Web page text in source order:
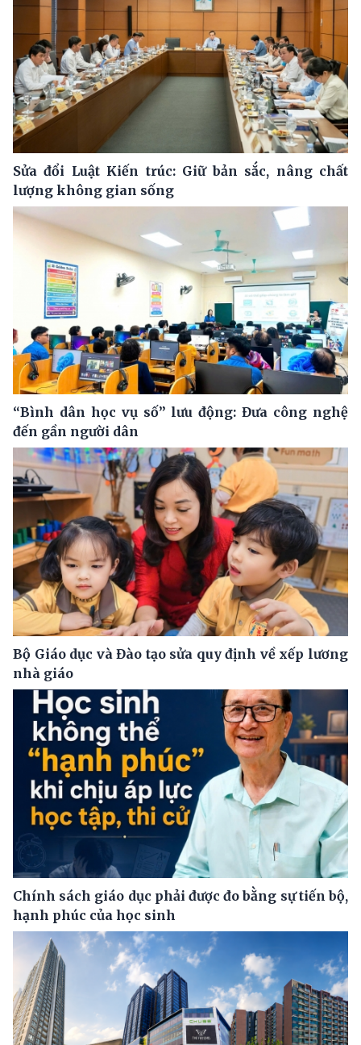
Sửa đổi Luật Kiến trúc: Giữ bản sắc, nâng chất
lượng không gian sống
“Bình dân học vụ số” lưu động: Đưa công nghệ
đến gần người dân
Bộ Giáo dục và Đào tạo sửa quy định về xếp lương
nhà giáo
Chính sách giáo dục phải được đo bằng sự tiến bộ,
hạnh phúc của học sinh